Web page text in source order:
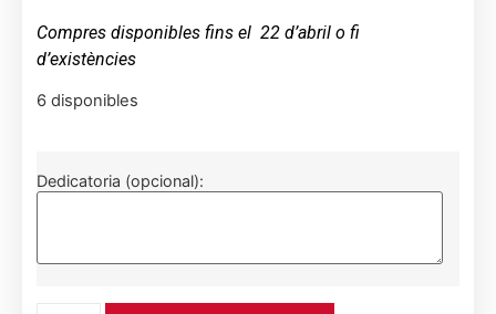
Compres disponibles fins el 22 d’abril o fi
d’existències
6 disponibles
Dedicatoria (opcional):